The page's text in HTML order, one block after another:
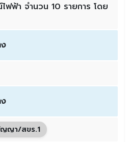
ฟ้า จำนวน 10 รายการ โดย
ญา/สขร.1